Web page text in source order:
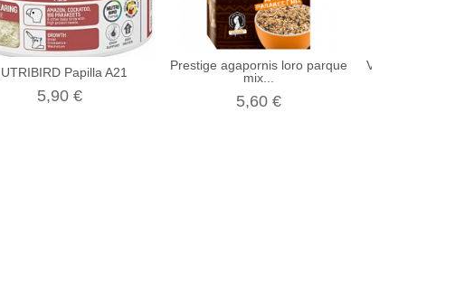
Papilla A21
5,90 €
Prestige agapornis loro parque
mix...
5,60 €
Versele-Laga